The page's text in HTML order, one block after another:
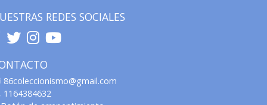
REDES SOCIALES
86coleccionismo@gmail.com
1164384632